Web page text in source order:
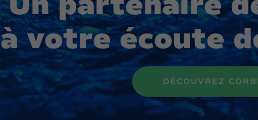
à votre écoute
DÉCOUVREZ